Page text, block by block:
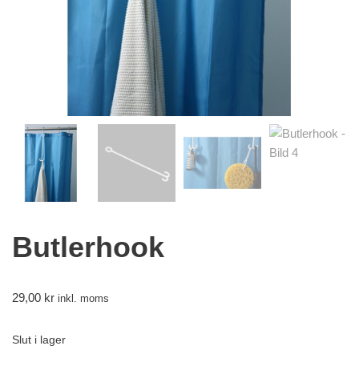
Butlerhook
29,00 kr inkl. moms
Slut i lager